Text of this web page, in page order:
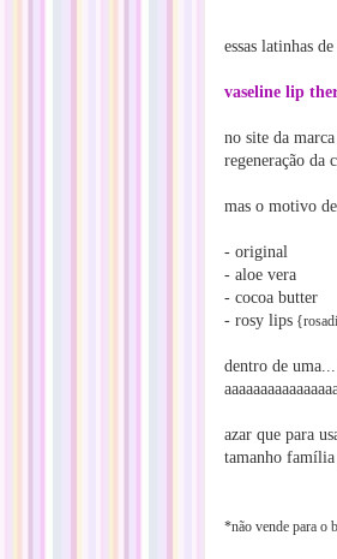
essas latinhas
vaseline lip
no site da
regeneração da
mas o motivo
- original
- aloe vera
- cocoa butter
- rosy lips
dentro de
azar que para
tamanho
*não vende para o